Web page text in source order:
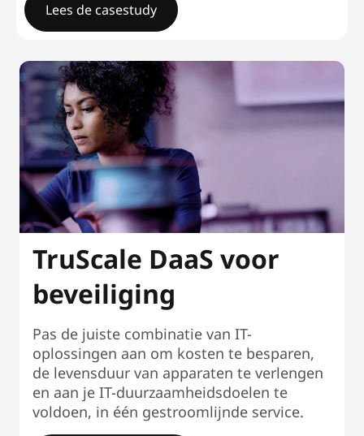
Lees de casestudy
TruScale DaaS voor
beveiliging
Pas de juiste combinatie van IT-
oplossingen aan om kosten te besparen,
de levensduur van apparaten te verlengen
en aan je IT-duurzaamheidsdoelen te
voldoen, in één gestroomlijnde service.